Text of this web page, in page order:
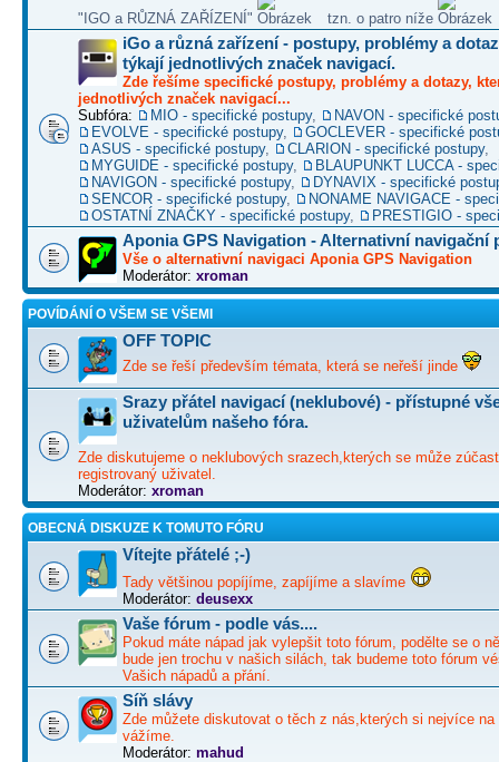
"IGO a RŮZNÁ ZAŘÍZENÍ" tzn. o patro níže
iGo a různá zařízení - postupy, problémy a
týkají jednotlivých značek navigací.
Zde řešíme specifické postupy, problémy a dotazy,
jednotlivých značek navigací...
Subfóra:
MIO - specifické postupy,
NAVON - specifické
EVOLVE - specifické postupy,
GOCLEVER - specifické
ASUS - specifické postupy, CLARION - specifické postupy,
MYGUIDE - specifické postupy,
BLAUPUNKT LUCCA -
NAVIGON - specifické postupy,
DYNAVIX - specifické
SENCOR - specifické postupy,
NONAME NAVIGACE -
OSTATNÍ ZNAČKY - specifické postupy, PRESTIGIO -
Aponia GPS Navigation - Alternativní navigační
Vše o alternativní navigaci Aponia GPS Navigation
Moderátor: xroman
POVÍDÁNÍ O VŠEM SE VŠEMI
OFF TOPIC
Zde se řeší především témata, která se neřeší jinde
Srazy přátel navigací (neklubové) - přístupné
uživatelům našeho fóra.
Zde diskutujeme o neklubových srazech,kterých se může
registrovaný uživatel.
Moderátor: xroman
OBECNÁ DISKUZE K TOMUTO FÓRU
Vítejte přátelé ;-)
Tady většinou popíjíme, zapíjíme a slavíme
Moderátor: deusexx
Vaše fórum - podle vás....
Pokud máte nápad jak vylepšit toto fórum, podělte se o
bude jen trochu v našich silách, tak budeme toto fórum
Vašich nápadů a přání.
Síň slávy
Zde můžete diskutovat o těch z nás,kterých si nejvíce na
vážíme.
Moderátor: mahud